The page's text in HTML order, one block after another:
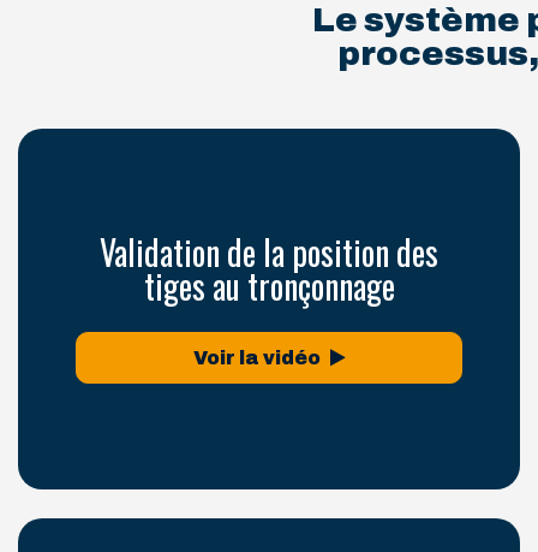
Le système
Validation de la position des
tiges au tronçonnage
Voir la vidéo